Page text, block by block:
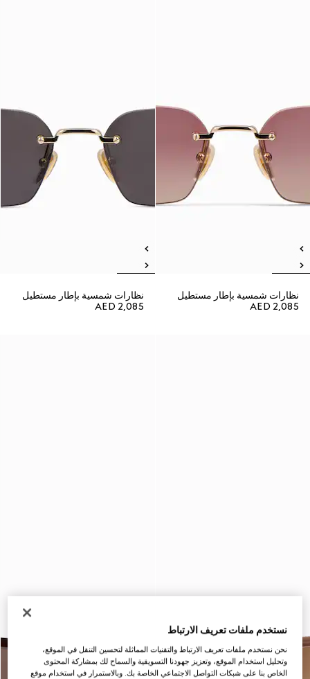
نظارات شمسية بإطار مستطيل
AED 2,085
نظارات شمسية بإطار مستطيل
AED 2,085
نستخدم ملفات تعريف الارتباط
نحن نستخدم ملفات تعريف الارتباط والتقنيات المماثلة لتحسين التنقل في الموقع،
وتحليل استخدام الموقع، وتعزيز جهودنا التسويقية والسماح لك بمشاركة المحتوى
الخاص بنا على شبكات التواصل الاجتماعي الخاصة بك. وبالاستمرار في استخدام موقع